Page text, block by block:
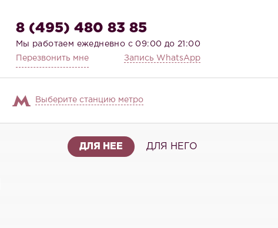
8 (495) 480 83 85
Мы работаем ежедневно с 09:00 до 21:00
Перезвонить мне
Запись WhatsApp
Выберите станцию метро
ДЛЯ НЕЕ ДЛЯ НЕГО